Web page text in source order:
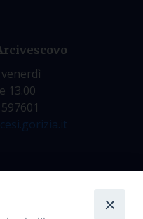
13.00